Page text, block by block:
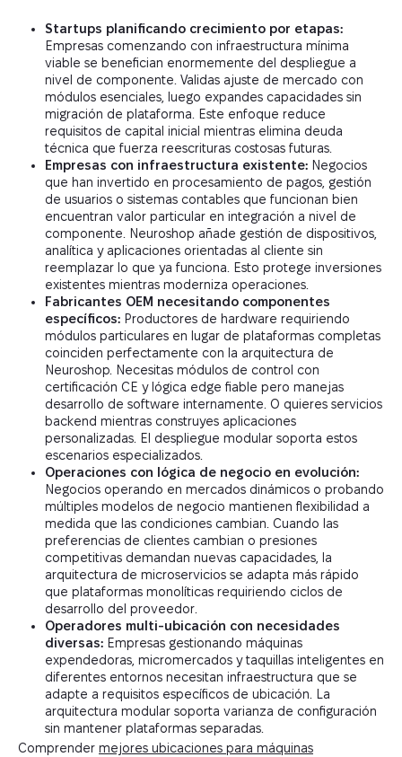
Startups planificando crecimiento por etapas:
Empresas comenzando con infraestructura mínima
viable se benefician enormemente del despliegue a
nivel de componente. Validas ajuste de mercado con
módulos esenciales, luego expandes capacidades sin
migración de plataforma. Este enfoque reduce
requisitos de capital inicial mientras elimina deuda
técnica que fuerza reescrituras costosas futuras.
Empresas con infraestructura existente: Negocios
que han invertido en procesamiento de pagos, gestión
de usuarios o sistemas contables que funcionan bien
encuentran valor particular en integración a nivel de
componente. Neuroshop añade gestión de dispositivos,
analítica y aplicaciones orientadas al cliente sin
reemplazar lo que ya funciona. Esto protege inversiones
existentes mientras moderniza operaciones.
Fabricantes OEM necesitando componentes
específicos: Productores de hardware requiriendo
módulos particulares en lugar de plataformas completas
coinciden perfectamente con la arquitectura de
Neuroshop. Necesitas módulos de control con
certificación CE y lógica edge fiable pero manejas
desarrollo de software internamente. O quieres servicios
backend mientras construyes aplicaciones
personalizadas. El despliegue modular soporta estos
escenarios especializados.
Operaciones con lógica de negocio en evolución:
Negocios operando en mercados dinámicos o probando
múltiples modelos de negocio mantienen flexibilidad a
medida que las condiciones cambian. Cuando las
preferencias de clientes cambian o presiones
competitivas demandan nuevas capacidades, la
arquitectura de microservicios se adapta más rápido
que plataformas monolíticas requiriendo ciclos de
desarrollo del proveedor.
Operadores multi-ubicación con necesidades
diversas: Empresas gestionando máquinas
expendedoras, micromercados y taquillas inteligentes en
diferentes entornos necesitan infraestructura que se
adapte a requisitos específicos de ubicación. La
arquitectura modular soporta varianza de configuración
sin mantener plataformas separadas.
Comprender mejores ubicaciones para máquinas